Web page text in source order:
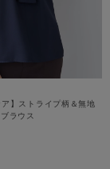
ア】ストライプ柄＆無地
ラウス